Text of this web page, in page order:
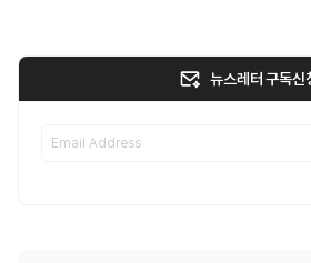
뉴스레터 구독신